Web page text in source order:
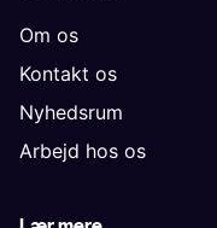
Om os
Kontakt os
Nyhedsrum
Arbejd hos os